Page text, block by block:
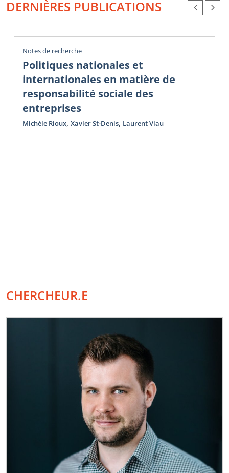
DERNIÈRES PUBLICATIONS
Notes de recherche
Politiques nationales et
internationales en matière de
responsabilité sociale des
entreprises
Michèle Rioux, Xavier St-Denis, Laurent Viau
CHERCHEUR.E